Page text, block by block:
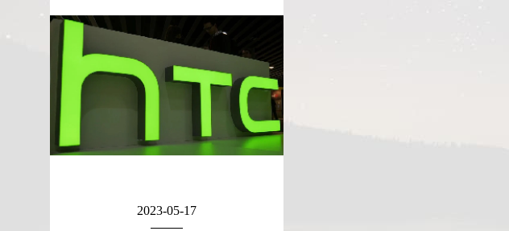
2023-05-17